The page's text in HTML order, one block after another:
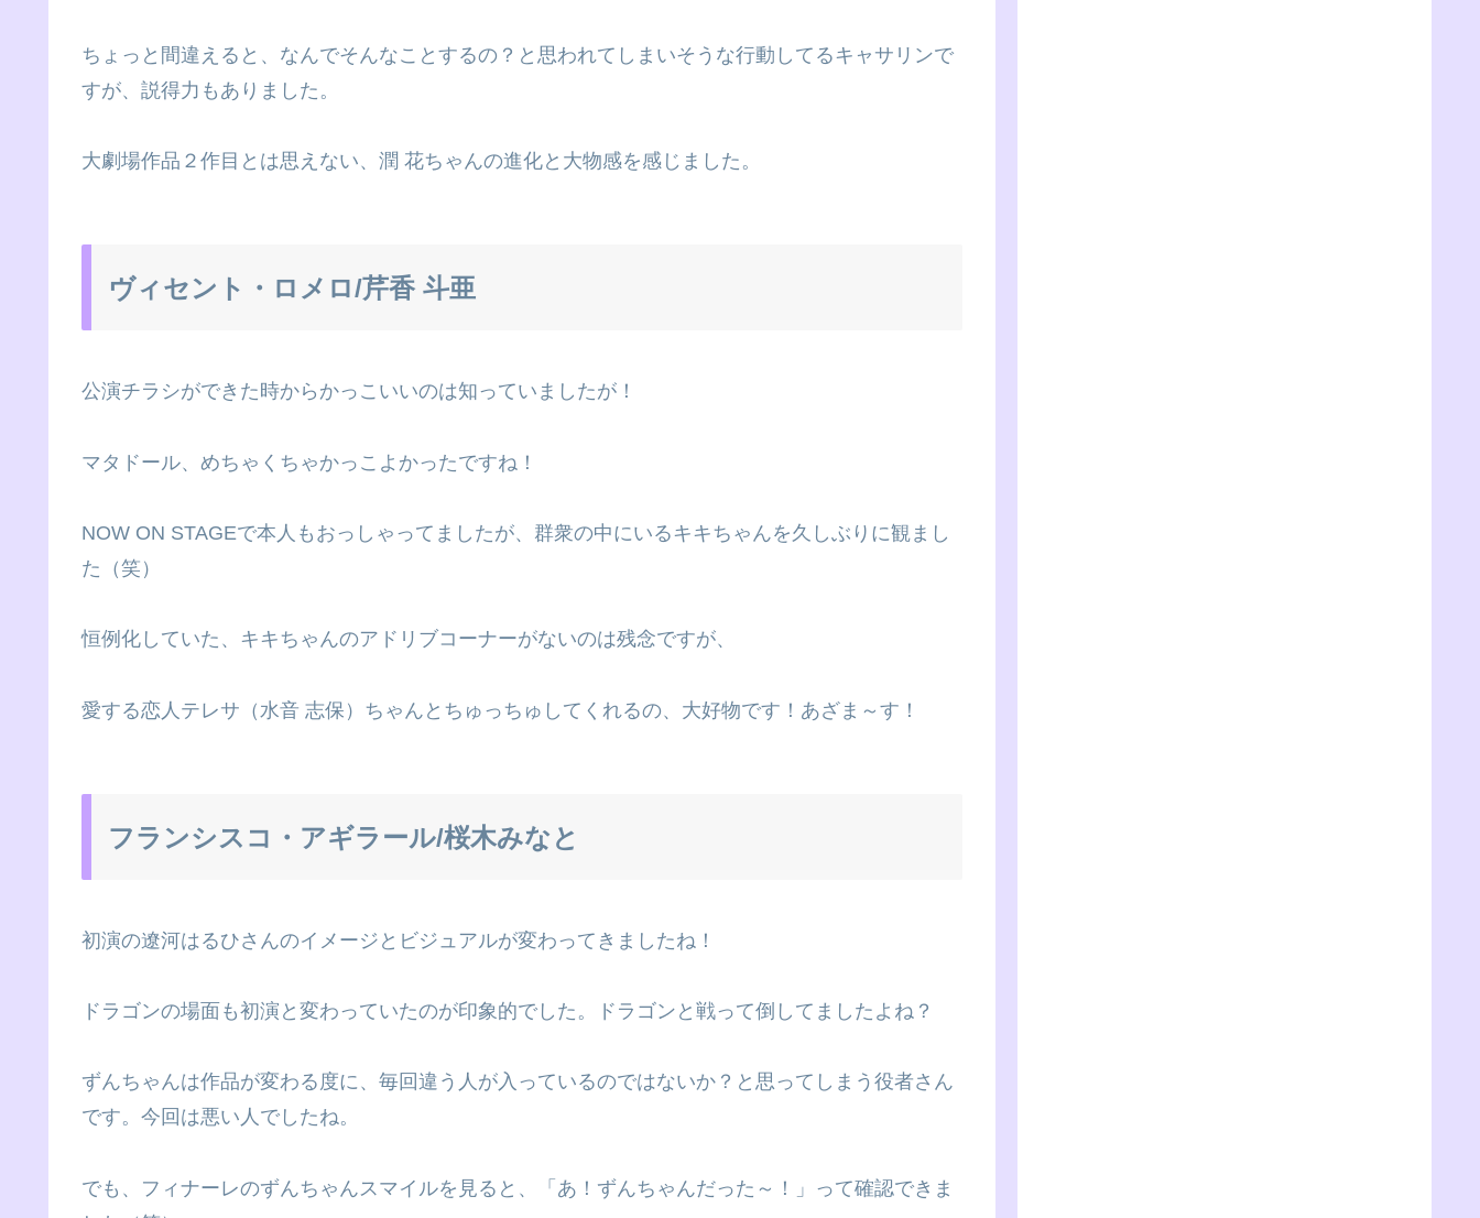
ちょっと間違えると、なんでそんなことするの？と思われてしまいそうな行動してるキャサリンで
すが、説得力もありました。
大劇場作品２作目とは思えない、潤 花ちゃんの進化と大物感を感じました。
ヴィセント・ロメロ/芹香 斗亜
公演チラシができた時からかっこいいのは知っていましたが！
マタドール、めちゃくちゃかっこよかったですね！
NOW ON STAGEで本人もおっしゃってましたが、群衆の中にいるキキちゃんを久しぶりに観まし
た（笑）
恒例化していた、キキちゃんのアドリブコーナーがないのは残念ですが、
愛する恋人テレサ（水音 志保）ちゃんとちゅっちゅしてくれるの、大好物です！あざま～す！
フランシスコ・アギラール/桜木みなと
初演の遼河はるひさんのイメージとビジュアルが変わってきましたね！
ドラゴンの場面も初演と変わっていたのが印象的でした。ドラゴンと戦って倒してましたよね？
ずんちゃんは作品が変わる度に、毎回違う人が入っているのではないか？と思ってしまう役者さん
です。今回は悪い人でしたね。
でも、フィナーレのずんちゃんスマイルを見ると、「あ！ずんちゃんだった～！」って確認できま